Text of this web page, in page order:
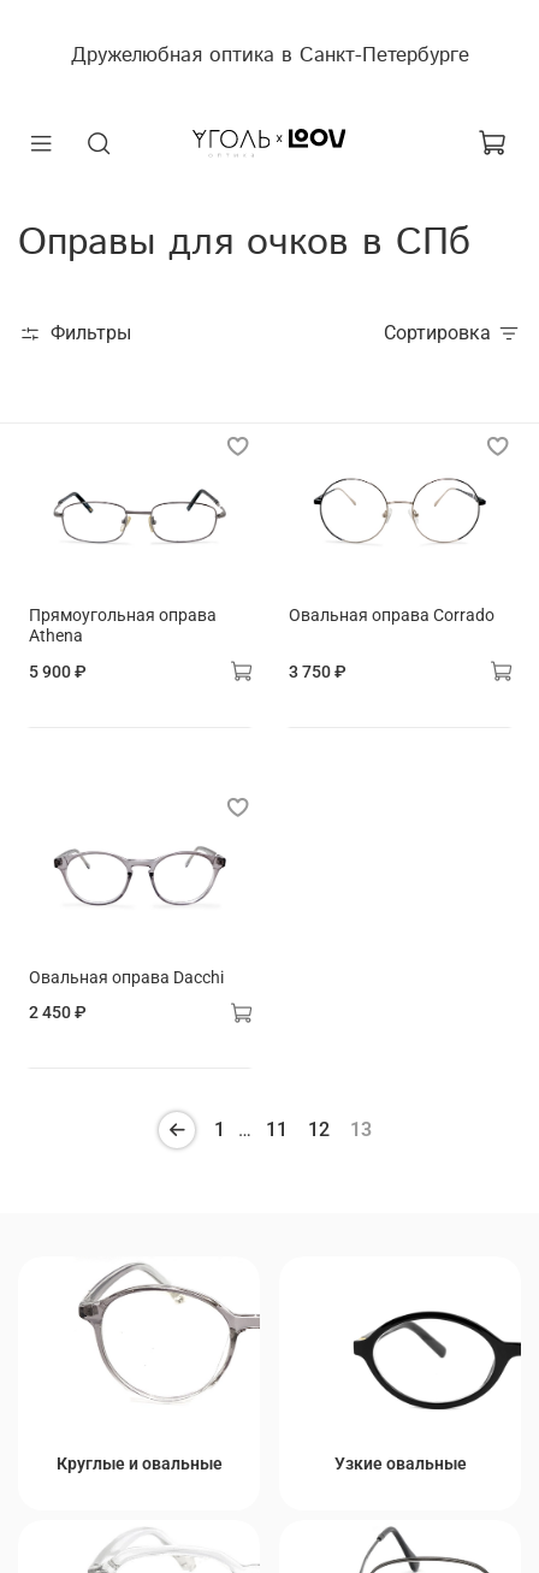
Дружелюбная оптика в Санкт-Петербурге
Оправы для очков в СПб
Фильтры Сортировка
Прямоугольная оправа
Athena
5 900 ₽
Овальная оправа Corrado
3 750 ₽
Овальная оправа Dacchi
2 450 ₽
1 … 11 12 13
Круглые и овальные Узкие овальные